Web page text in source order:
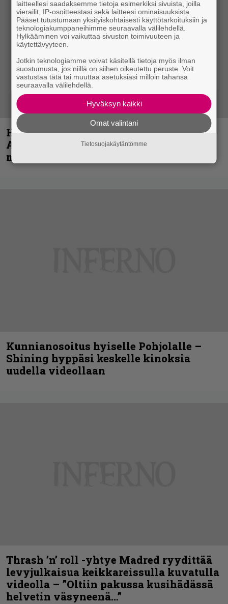
Hellsinki Metal Festival kuvina, osa 1 –
Accept, Carcass, Black Label Society ja
muita avauspäivän esiintyjiä
Kunnianosoitus hyiselle Pohjolalle –
Shining hyppäsi keskelle kinoksia
uudella videollaan
Thrash ’n’ roll -yhtye Madred ryydittää
levyjulkaisua keikkareissulla kuvatulla
videolla – ”Oltiin pakussa kusihädässä
helvetin väsyneenä…”
laitteellesi saadaksemme tietoja esimerkiksi sivuista, joilla
vierailit, IP-osoitteestasi sekä laitteesi ominaisuuksista.
Pääset tutustumaan yksityiskohtaisesti käyttötarkoituksiin ja
teknologiakumppaneihimme seuraavalla välilehdellä.
Hylkääminen voi vaikuttaa sivuston toimivuuteen ja
käytettävyyteen.
Jotkin teknologiamme voivat käsitellä tietoja myös ilman
suostumusta, jos niillä on siihen oikeutettu peruste. Voit
vastustaa tätä tai muuttaa asetuksiasi milloin tahansa
seuraavalla välilehdellä.
Hyväksyn kaikki
Omat valintani
Tietosuojakäytäntömme